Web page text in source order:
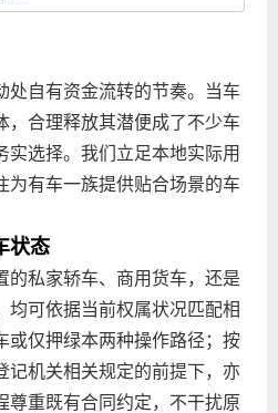
处自有资金流转的节奏。当车
，合理释放其潜便成了不少车
实选择。我们立足本地实际用
为有车一族提供贴合场景的车
状态
的私家轿车、商用货车，还是
均可依据当前权属状况匹配相
或仅押绿本两种操作路径；按
记机关相关规定的前提下，亦
尊重既有合同约定，不干扰原